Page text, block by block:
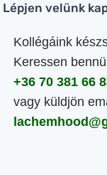
Lépjen velünk
Kollégáink
Keressen
+36 70 381 66
vagy küldjön